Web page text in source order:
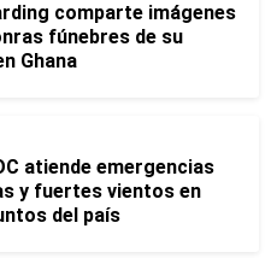
comparte imágenes
fúnebres de su
Ghana
atiende emergencias
y fuertes vientos en
del país